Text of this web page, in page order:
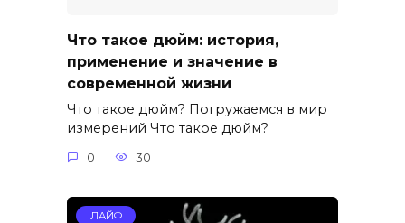
Что такое дюйм: история,
применение и значение в
современной жизни
Что такое дюйм? Погружаемся в мир
измерений Что такое дюйм?
0 30
ЛАЙФ